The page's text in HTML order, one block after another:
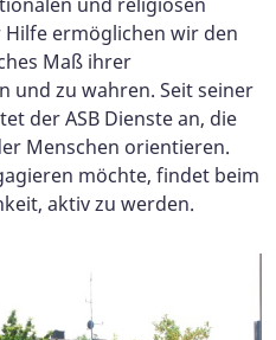
ermöglichen wir den
Maß ihrer
und zu wahren. Seit seiner
der ASB Dienste an, die
Menschen orientieren.
möchte, findet beim
aktiv zu werden.